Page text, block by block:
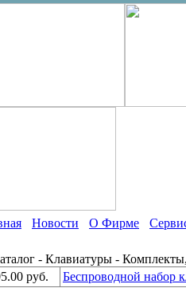
Новости О Фирме
- Клавиатуры -
руб.
Беспроводной набор